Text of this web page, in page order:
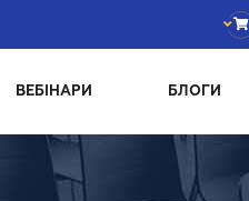
ВЕБIНАРИ БЛОГИ